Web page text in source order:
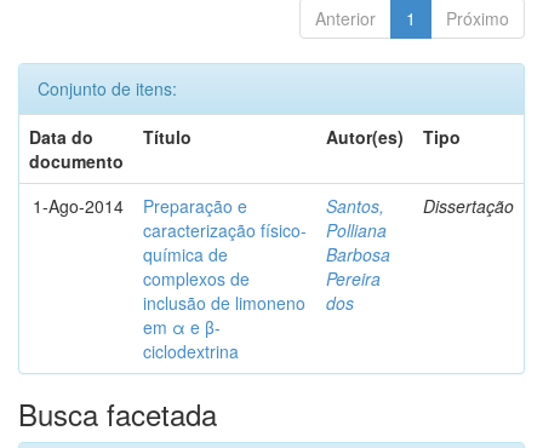
Anterior 1 Próximo
Conjunto de itens:
Data do
documento
Título Autor(es) Tipo
1-Ago-2014
Preparação e
caracterização físico-
química de
complexos de
inclusão de limoneno
em α e β-
ciclodextrina
Santos,
Polliana
Barbosa
Pereira
dos
Dissertação
Busca facetada